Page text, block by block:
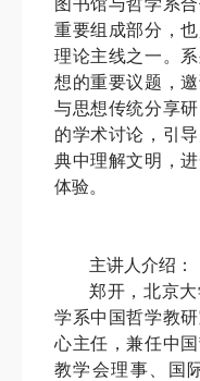
重要组成部分，
理论主线之一。
想的重要议题，
与思想传统分享
的学术讨论，引
典中理解文明，
体验。
主讲人介绍：
郑开，北京
学系中国哲学教
心主任，兼任中
教学会理事、国